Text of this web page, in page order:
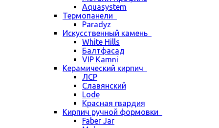
Aquasystem
Термопанели
Paradyz
Искусственный камень
White Hills
Балтфасад
VIP Kamni
Керамический кирпич
ЛСР
Славянский
Lode
Красная гвардия
Кирпич ручной формовки
Faber Jar